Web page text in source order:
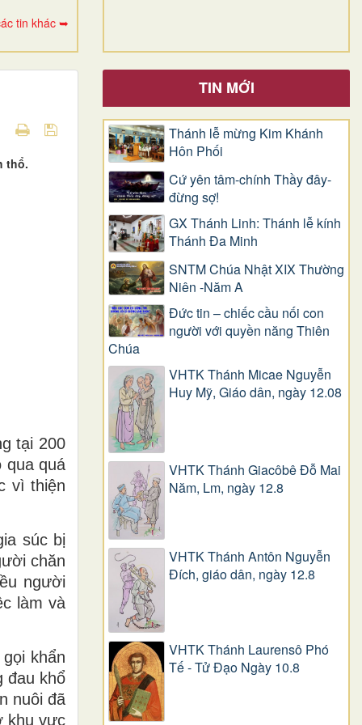
tin khác ➥
thổ.
tại 200
qua quá
vì thiện
súc bị
chăn
người
làm và
khẩn
đau khổ
nuôi đã
khu vực
TIN MỚI
Thánh lễ mừng Kim Khánh
Hôn Phối
Cứ yên tâm-chính Thầy đây-
đừng sợ!
GX Thánh Linh: Thánh lễ kính
Thánh Đa Minh
SNTM Chúa Nhật XIX Thường
Niên -Năm A
Đức tin – chiếc cầu nối con
người với quyền năng Thiên
Chúa
VHTK Thánh Micae Nguyễn
Huy Mỹ, Giáo dân, ngày 12.08
VHTK Thánh Giacôbê Ðỗ Mai
Năm, Lm, ngày 12.8
VHTK Thánh Antôn Nguyễn
Ðích, giáo dân, ngày 12.8
VHTK Thánh Laurensô Phó
Tế - Tử Đạo Ngày 10.8